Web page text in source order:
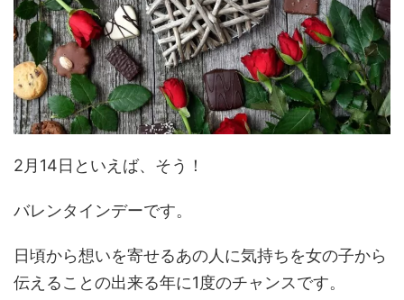
2月14日といえば、そう！
バレンタインデーです。
日頃から想いを寄せるあの人に気持ちを女の子から
伝えることの出来る年に1度のチャンスです。